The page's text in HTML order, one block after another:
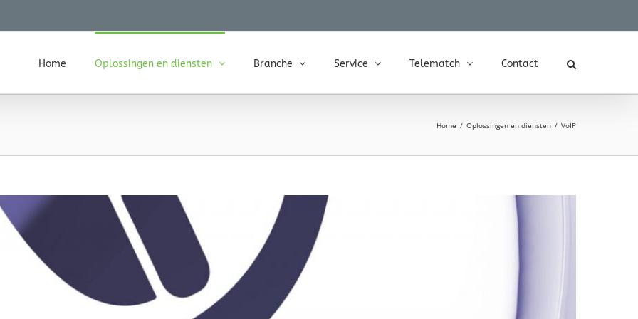
Home Oplossingen en diensten Branche Service Telematch Contact
Home Oplossingen en diensten VoIP